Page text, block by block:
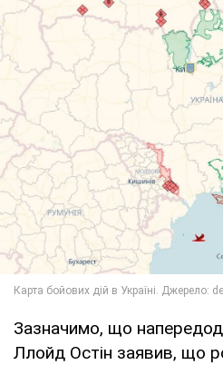
Зазначимо, що
Ллойд Остін заявив, що